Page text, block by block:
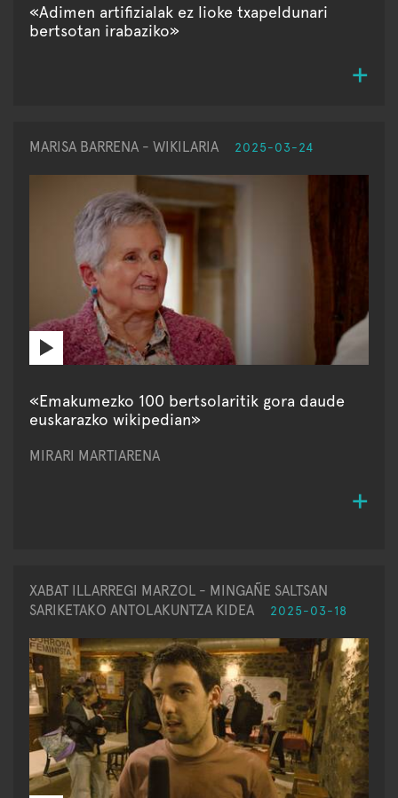
«Adimen artifizialak ez lioke txapeldunari
bertsotan irabaziko»
MARISA BARRENA - WIKILARIA 2025-03-24
«Emakumezko 100 bertsolaritik gora daude
euskarazko wikipedian»
MIRARI MARTIARENA
XABAT ILLARREGI MARZOL - MINGAÑE SALTSAN
SARIKETAKO ANTOLAKUNTZA KIDEA
2025-03-18